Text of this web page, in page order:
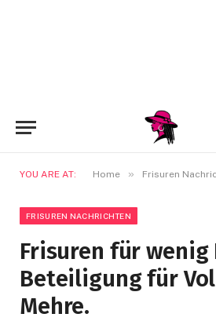
YOU ARE AT: Home » Frisuren
FRISUREN NACHRICHTEN
Frisuren für wenig
Beteiligung für
Mehre.